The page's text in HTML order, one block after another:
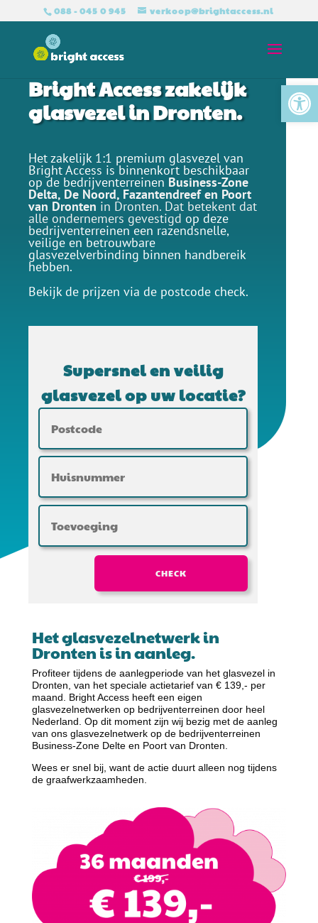
088 - 045 0 945 verkoop@brightaccess.nl
Bright Access zakelijk
glasvezel in Dronten.
Het zakelijk 1:1 premium glasvezel van
Bright Access is binnenkort beschikbaar
op de bedrijventerreinen Business-Zone
Delta, De Noord, Fazantendreefen Poort
van Dronten in Dronten. Dat betekent dat
alle ondernemers gevestigd op deze
bedrijventerreinen een razendsnelle,
veilige en betrouwbare
glasvezelverbinding binnen handbereik
hebben.
Bekijk de prijzen via de postcode check.
Supersnel en veilig
glasvezel op uw locatie?
CHECK
Het glasvezelnetwerk in
Dronten is in aanleg.
Profiteer tijdens de aanlegperiode van het glasvezel in
Dronten, van het speciale actietarief van € 139,- per
maand. Bright Access heeft een eigen
glasvezelnetwerken op bedrijventerreinen door heel
Nederland. Op dit moment zijn wij bezig met de aanleg
van ons glasvezelnetwerk op de bedrijventerreinen
Business-Zone Delte en Poort van Dronten.
Wees er snel bij, want de actie duurt alleen nog tijdens
de graafwerkzaamheden.